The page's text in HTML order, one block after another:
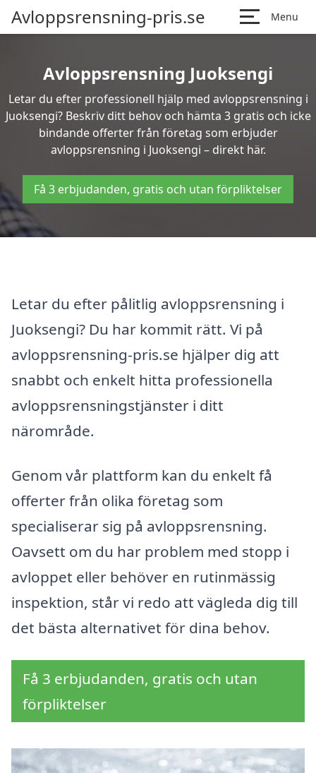
Avloppsrensning-pris.se Menu
Avloppsrensning Juoksengi
Letar du efter professionell hjälp med avloppsrensning i
Juoksengi? Beskriv ditt behov och hämta 3 gratis och icke
bindande offerter från företag som erbjuder
avloppsrensning i Juoksengi – direkt här.
Få 3 erbjudanden, gratis och utan förpliktelser
Letar du efter pålitlig avloppsrensning i
Juoksengi? Du har kommit rätt. Vi på
avloppsrensning-pris.se hjälper dig att
snabbt och enkelt hitta professionella
avloppsrensningstjänster i ditt
närområde.
Genom vår plattform kan du enkelt få
offerter från olika företag som
specialiserar sig på avloppsrensning.
Oavsett om du har problem med stopp i
avloppet eller behöver en rutinmässig
inspektion, står vi redo att vägleda dig till
det bästa alternativet för dina behov.
Få 3 erbjudanden, gratis och utan
förpliktelser